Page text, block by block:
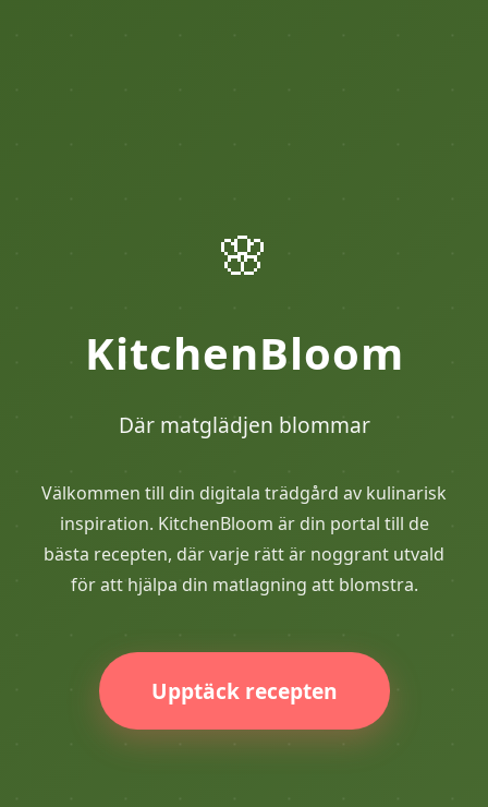
🌸
KitchenBloom
Där matglädjen blommar
Välkommen till din digitala trädgård av kulinarisk
inspiration. KitchenBloom är din portal till de
bästa recepten, där varje rätt är noggrant utvald
för att hjälpa din matlagning att blomstra.
Upptäck recepten